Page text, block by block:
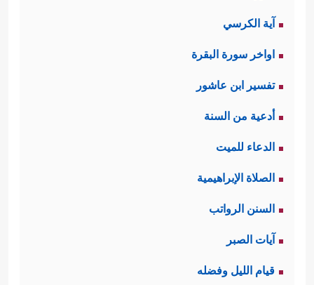
آية الكرسي
اواخر سورة البقرة
تفسير ابن عاشور
أدعية من السنة
الدعاء للميت
الصلاة الإبراهيمية
السنن الرواتب
آيات الصبر
قيام الليل وفضله